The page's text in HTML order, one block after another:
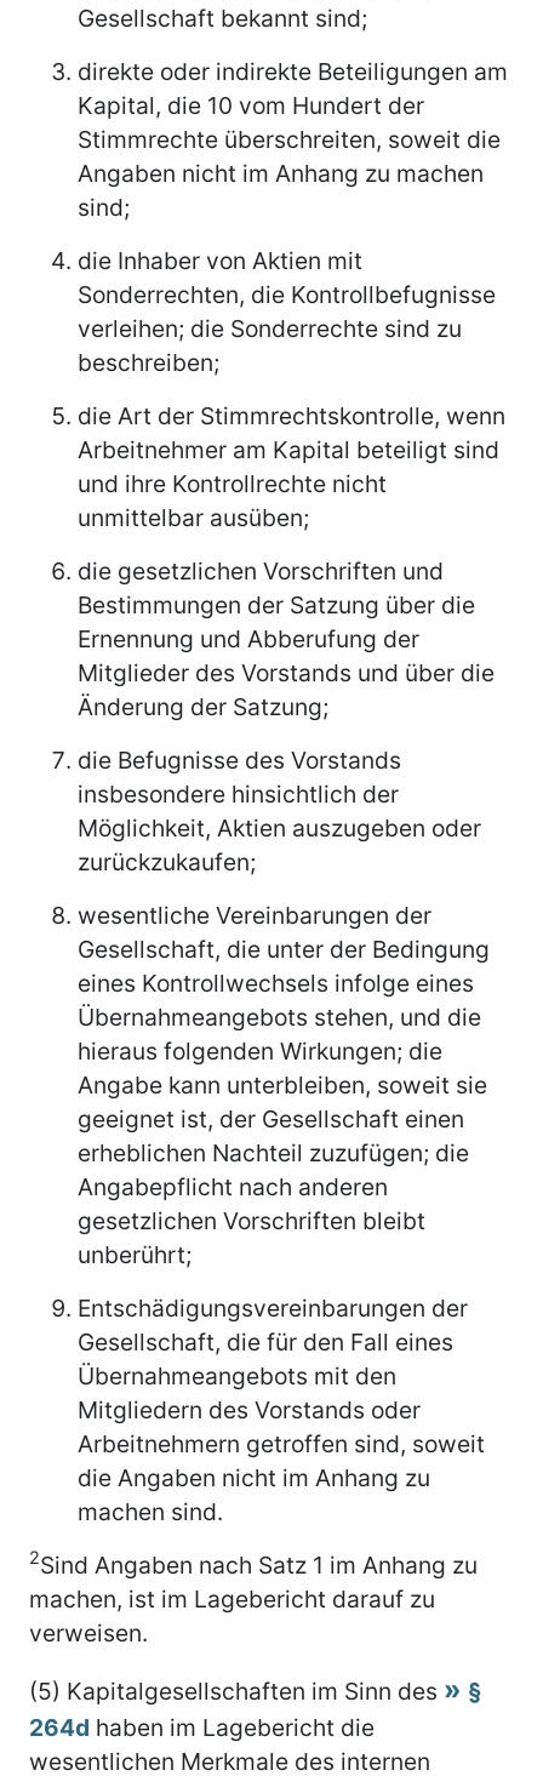
Gesellschaft bekannt sind;
direkte oder indirekte Beteiligungen am
Kapital, die 10 vom Hundert der
Stimmrechte überschreiten, soweit die
Angaben nicht im Anhang zu machen
sind;
die Inhaber von Aktien mit
Sonderrechten, die Kontrollbefugnisse
verleihen; die Sonderrechte sind zu
beschreiben;
die Art der Stimmrechtskontrolle, wenn
Arbeitnehmer am Kapital beteiligt sind
und ihre Kontrollrechte nicht
unmittelbar ausüben;
die gesetzlichen Vorschriften und
Bestimmungen der Satzung über die
Ernennung und Abberufung der
Mitglieder des Vorstands und über die
Änderung der Satzung;
die Befugnisse des Vorstands
insbesondere hinsichtlich der
Möglichkeit, Aktien auszugeben oder
zurückzukaufen;
wesentliche Vereinbarungen der
Gesellschaft, die unter der Bedingung
eines Kontrollwechsels infolge eines
Übernahmeangebots stehen, und die
hieraus folgenden Wirkungen; die
Angabe kann unterbleiben, soweit sie
geeignet ist, der Gesellschaft einen
erheblichen Nachteil zuzufügen; die
Angabepflicht nach anderen
gesetzlichen Vorschriften bleibt
unberührt;
Entschädigungsvereinbarungen der
Gesellschaft, die für den Fall eines
Übernahmeangebots mit den
Mitgliedern des Vorstands oder
Arbeitnehmern getroffen sind, soweit
die Angaben nicht im Anhang zu
machen sind.
2Sind Angaben nach Satz 1 im Anhang zu
machen, ist im Lagebericht darauf zu
verweisen.
(5) Kapitalgesellschaften im Sinn des
§
264d haben im Lagebericht die
wesentlichen Merkmale des internen